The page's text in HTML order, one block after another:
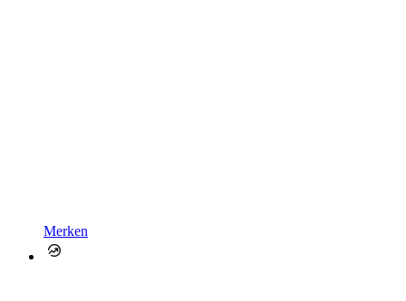
Merken